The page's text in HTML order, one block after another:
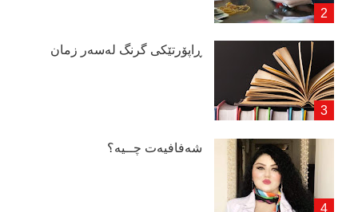
ڕاپۆرتێكی گرنگ لەسەر زمان
شەفافیەت چــیە؟